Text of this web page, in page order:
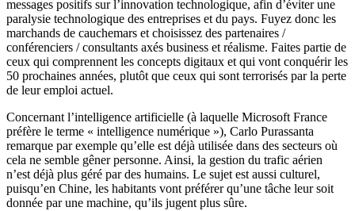
messages positifs sur l’innovation technologique, afin d’éviter une
paralysie technologique des entreprises et du pays. Fuyez donc les
marchands de cauchemars et choisissez des partenaires /
conférenciers / consultants axés business et réalisme. Faites partie de
ceux qui comprennent les concepts digitaux et qui vont conquérir les
50 prochaines années, plutôt que ceux qui sont terrorisés par la perte
de leur emploi actuel.
Concernant l’intelligence artificielle (à laquelle Microsoft France
préfère le terme « intelligence numérique »), Carlo Purassanta
remarque par exemple qu’elle est déjà utilisée dans des secteurs où
cela ne semble gêner personne. Ainsi, la gestion du trafic aérien
n’est déjà plus géré par des humains. Le sujet est aussi culturel,
puisqu’en Chine, les habitants vont préférer qu’une tâche leur soit
donnée par une machine, qu’ils jugent plus sûre.